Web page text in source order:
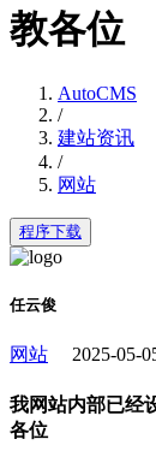
教各位
AutoCMS
/
建站资讯
/
网站
程序下载
任云俊
网站 2025-05-
我网站内部已经
各位